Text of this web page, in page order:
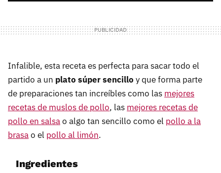
Infalible, esta receta es perfecta para sacar todo el
partido a un plato súper sencillo y que forma parte
de preparaciones tan increíbles como las mejores
recetas de muslos de pollo, las mejores recetas de
pollo en salsao algo tan sencillo como el pollo a la
brasao el pollo al limón.
Ingredientes